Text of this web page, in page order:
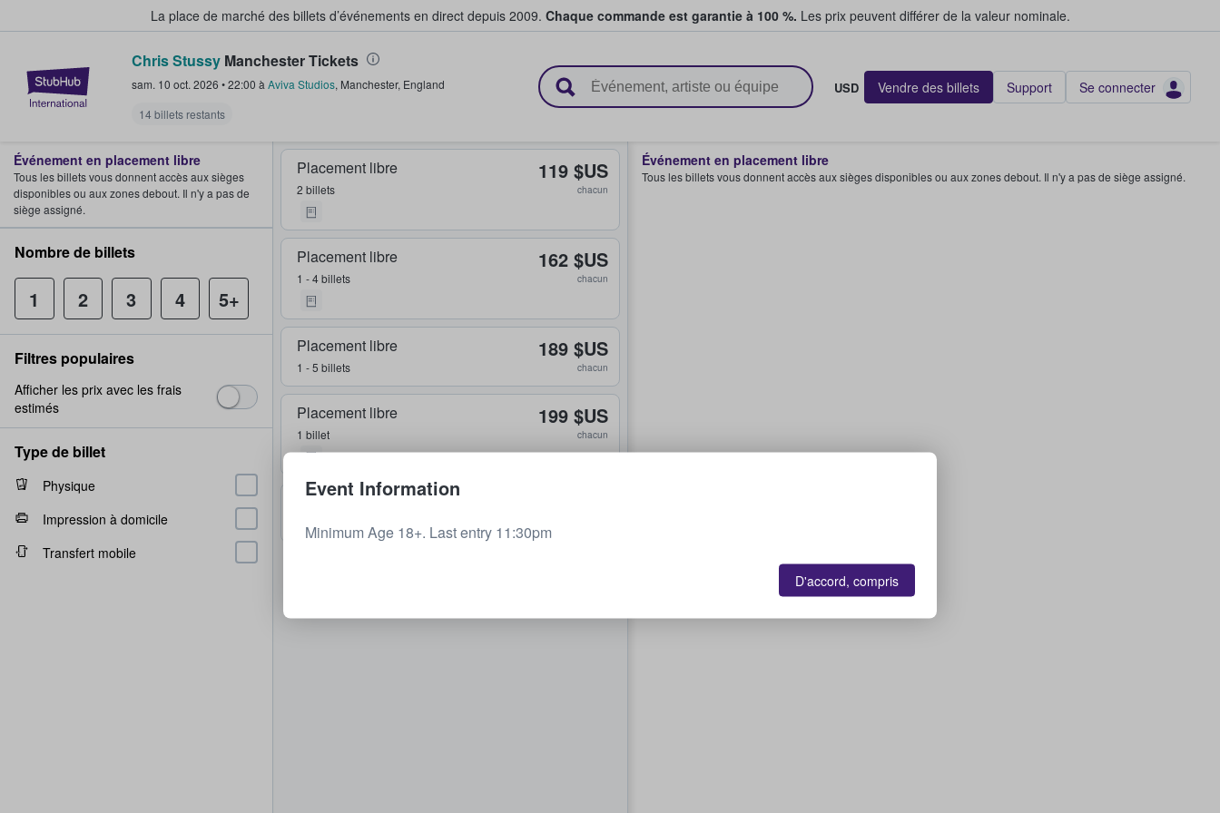
La place de marché des billets d’événements en direct depuis 2009. Chaque commande est garantie à 100 %. Les prix peuvent différer de la valeur nominale.
StubHub - Où les fans achètent et vendent des billets
Chris Stussy Manchester Tickets
sam. 10 oct. 2026 •22:00 à Aviva Studios, Manchester, England
14 billets restants
USD Vendre des billets Support Se connecter
Placement libre
2 billets
119 $US
chacun
Placement libre
1 - 4 billets
162 $US
chacun
Placement libre
1 - 5 billets
189 $US
chacun
Placement libre
1 billet
199 $US
chacun
Placement libre
Événement en placement libre
Tous les billets vous donnent accès aux sièges disponibles ou aux zones debout. Il n'y a pas de siège assigné.
Événement en placement libre
Tous les billets vous donnent accès aux sièges
disponibles ou aux zones debout. Il n'y a pas de
siège assigné.
Nombre de billets
1 2 3 4 5+
Filtres populaires
Afficher les prix avec les frais
estimés
Type de billet
Physique
Impression à domicile
Transfert mobile
Event Information
Minimum Age 18+. Last entry 11:30pm
D'accord, compris